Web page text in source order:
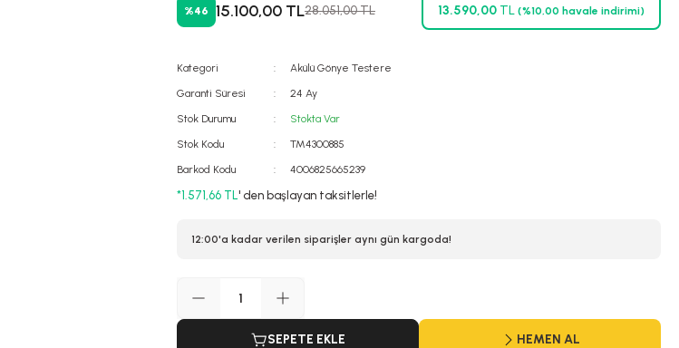
%46 15.100,00 TL28.051,00 TL 13.590,00 TL (%10,00 havale indirimi)
Kategori
Akülü Gönye Testere
Garanti Süresi
24 Ay
Stok Durumu
Stokta Var
Stok Kodu
TM4300885
Barkod Kodu
4006825665239
*1.571,66 TL' den başlayan taksitlerle!
12:00'a kadar verilen siparişler aynı gün kargoda!
SEPETE EKLE HEMEN AL